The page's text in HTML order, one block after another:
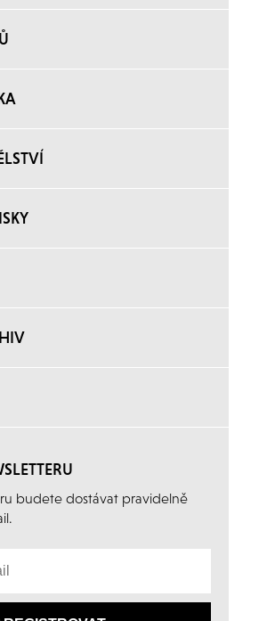
budete dostávat pravidelně